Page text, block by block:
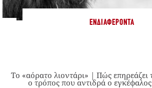
ΕΝΔΙΑΦΈΡΟΝΤΑ
Το «αόρατο λιοντάρι» | Πώς επηρεάζει
ο τρόπος που αντιδρά ο